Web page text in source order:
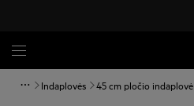
Indaplovės 45 cm pločio indaplovė